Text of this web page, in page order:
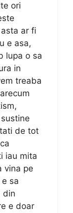
ori
ar fi
e asa,
lupa o sa
in
treaba
de tot
iau mita
vina pe
sa
din
e doar